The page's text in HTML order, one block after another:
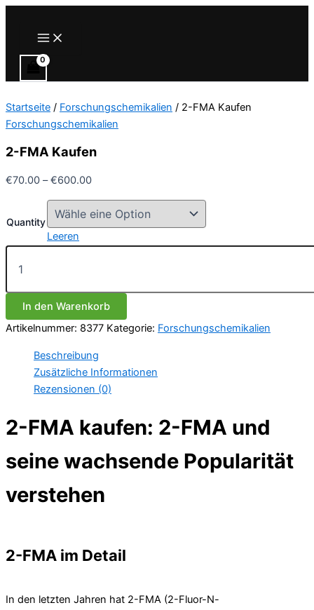
Main
Menu
Startseite / Forschungschemikalien / 2-FMA Kaufen
Forschungschemikalien
2-FMA Kaufen
€70.00 –€600.00Preisspanne:
bis
€600.00
Quantity
Leeren
2-
FMA
Menge
In den Warenkorb
Artikelnummer: 8377 Kategorie: Forschungschemikalien
Beschreibung
Zusätzliche Informationen
Rezensionen (0)
2-FMA kaufen: 2-FMA und
seine wachsende Popularität
verstehen
2-FMA im Detail
In den letzten Jahren hat 2-FMA (2-Fluor-N-